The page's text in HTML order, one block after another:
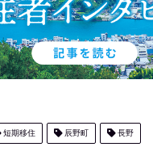
短期移住 辰野町 長野